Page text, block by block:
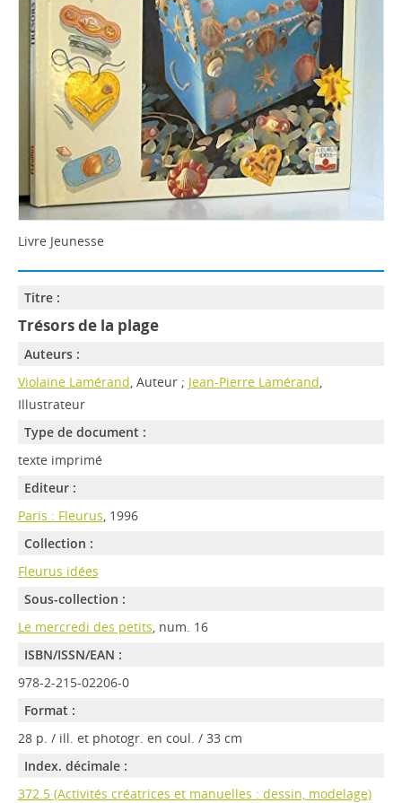
Livre Jeunesse
Titre :
Trésors de la plage
Auteurs :
Violaine Lamérand, Auteur ; Jean-Pierre Lamérand,
Illustrateur
Type de document :
texte imprimé
Editeur :
Paris : Fleurus, 1996
Collection :
Fleurus idées
Sous-collection :
Le mercredi des petits, num. 16
ISBN/ISSN/EAN :
978-2-215-02206-0
Format :
28 p. / ill. et photogr. en coul. / 33 cm
Index. décimale :
372.5 (Activités créatrices et manuelles : dessin, modelage)